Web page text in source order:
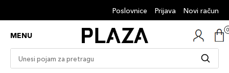
Poslovnice Prijava Novi račun
MENU